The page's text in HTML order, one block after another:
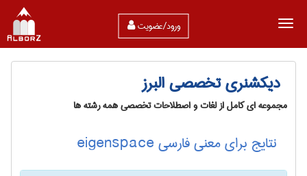
ورود/عضویت
دیکشنری تخصصی البرز
مجموعه ای کامل از لغات و اصطلاحات تخصصی همه رشته ها
نتایج برای معنی فارسی eigenspace